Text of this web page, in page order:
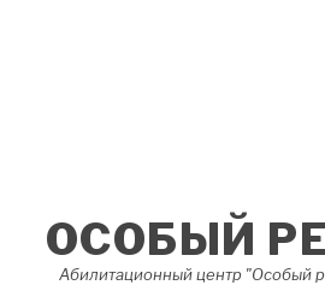
ОСОБЫЙ
Абилитационный центр "Особый